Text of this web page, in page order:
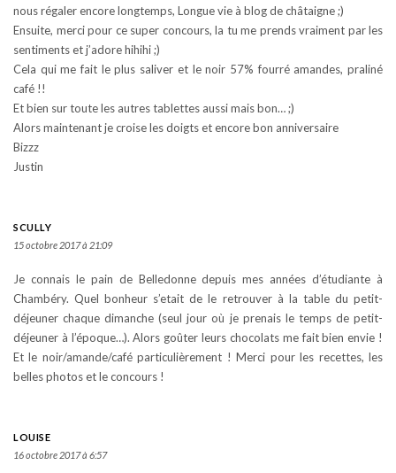
nous régaler encore longtemps, Longue vie à blog de châtaigne ;)
Ensuite, merci pour ce super concours, la tu me prends vraiment par les
sentiments et j’adore hihihi ;)
Cela qui me fait le plus saliver et le noir 57% fourré amandes, praliné
café !!
Et bien sur toute les autres tablettes aussi mais bon… ;)
Alors maintenant je croise les doigts et encore bon anniversaire
Bizzz
Justin
SCULLY
15 octobre 2017 à 21:09
Je connais le pain de Belledonne depuis mes années d’étudiante à
Chambéry. Quel bonheur s’etait de le retrouver à la table du petit-
déjeuner chaque dimanche (seul jour où je prenais le temps de petit-
déjeuner à l’époque…). Alors goûter leurs chocolats me fait bien envie !
Et le noir/amande/café particulièrement ! Merci pour les recettes, les
belles photos et le concours !
LOUISE
16 octobre 2017 à 6:57